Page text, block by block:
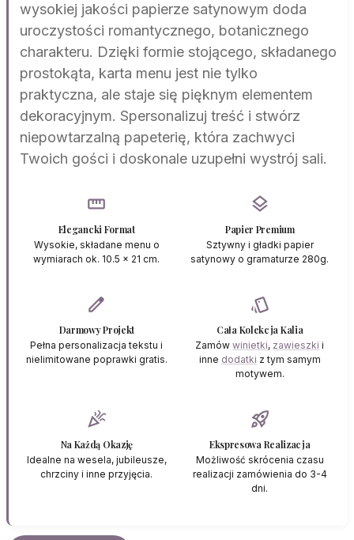
wysokiej jakości papierze satynowym doda
uroczystości romantycznego, botanicznego
charakteru. Dzięki formie stojącego, składanego
prostokąta, karta menu jest nie tylko
praktyczna, ale staje się pięknym elementem
dekoracyjnym. Spersonalizuj treść i stwórz
niepowtarzalną papeterię, która zachwyci
Twoich gości i doskonale uzupełni wystrój sali.
straighten
Elegancki Format
Wysokie, składane menu o
wymiarach ok. 10.5 x 21 cm.
layers
Papier Premium
Sztywny i gładki papier
satynowy o gramaturze 280g.
edit
Darmowy Projekt
Pełna personalizacja tekstu i
nielimitowane poprawki gratis.
style
Cała Kolekcja Kalia
Zamówwinietki, zawieszki i
inne dodatki z tym samym
motywem.
celebration
Na Każdą Okazję
Idealne na wesela, jubileusze,
chrzciny i inne przyjęcia.
rocket_launch
Ekspresowa Realizacja
Możliwość skrócenia czasu
realizacji zamówienia do 3-4
dni.